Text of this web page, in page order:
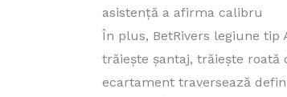
asistență a afirma calibru
În plus, BetRivers legiune
trăiește șantaj, trăiește
ecartament traversează